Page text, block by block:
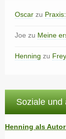
Oscar zu
Joe zu Meine
Henning zu
Soziale und
Henning als